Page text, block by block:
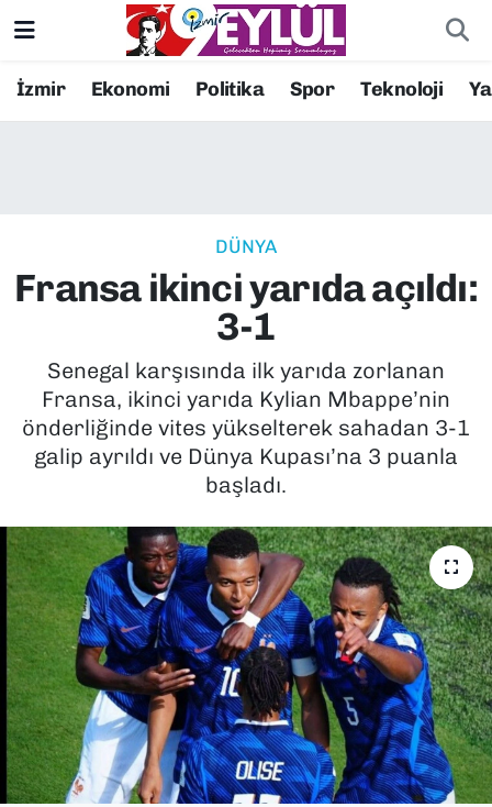
İzmir Ekonomi Politika Spor Teknoloji
DÜNYA
Fransa ikinci yarıda açıldı:
3-1
Senegal karşısında ilk yarıda zorlanan
Fransa, ikinci yarıda Kylian Mbappe’nin
önderliğinde vites yükselterek sahadan 3-1
galip ayrıldı ve Dünya Kupası’na 3 puanla
başladı.
Resmi İlanlar
EKONOMİ
KÜLTÜR SANAT
MAGAZİN
SAĞLIK
SPOR
TEKNOLOJİ
YAŞAM
YEREL YÖNETİMLER
Konak Nöbetçi Eczaneler
Süper Lig Puan Durumu ve Fikstür
Tüm Manşetler
Son Dakika Haberleri
Haber Arşivi